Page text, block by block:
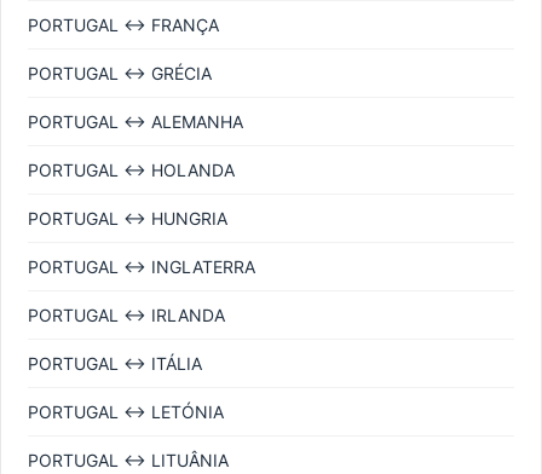
PORTUGAL ↔ FRANÇA
PORTUGAL ↔ GRÉCIA
PORTUGAL ↔ ALEMANHA
PORTUGAL ↔ HOLANDA
PORTUGAL ↔ HUNGRIA
PORTUGAL ↔ INGLATERRA
PORTUGAL ↔ IRLANDA
PORTUGAL ↔ ITÁLIA
PORTUGAL ↔ LETÓNIA
PORTUGAL ↔ LITUÂNIA